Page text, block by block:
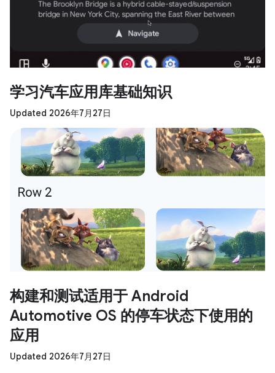
学习汽车应用库基础知识
Updated 2026年7月27日
构建和测试适用于 Android
Automotive OS 的停车状态下使用的
应用
Updated 2026年7月27日